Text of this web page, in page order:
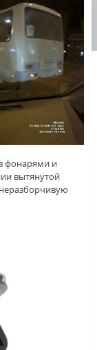
фонарями и
вытянутой